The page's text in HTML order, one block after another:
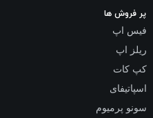
پر فروش ها
فیس اپ
ریلز اپ
کپ کات
اسپاتیفای
سونو پرمیوم